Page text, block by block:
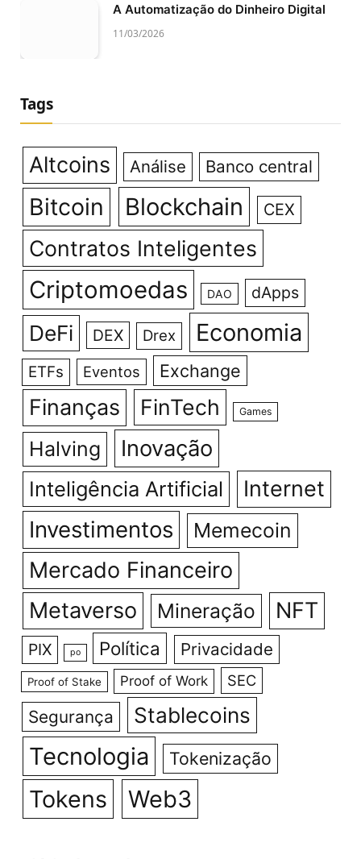
A Automatização do Dinheiro Digital
11/03/2026
Tags
Altcoins Análise Banco central
Bitcoin Blockchain CEX
Contratos Inteligentes
Criptomoedas DAO dApps
DeFi DEX Drex Economia
ETFs Eventos Exchange
Finanças FinTech Games
Halving Inovação
Inteligência Artificial Internet
Investimentos Memecoin
Mercado Financeiro
Metaverso
Mineração NFT
PIX po Política Privacidade
Proof of Stake Proof of Work SEC
Segurança Stablecoins
Tecnologia Tokenização
Tokens Web3